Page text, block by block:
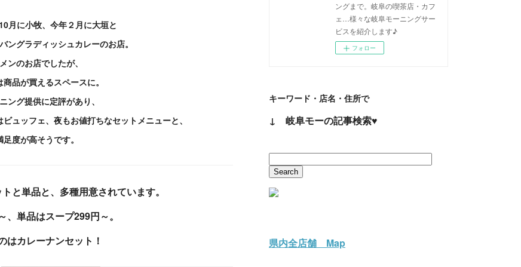
月に小牧、今年２月に大垣と
バングラディッシュカレーのお店。
ンのお店でしたが、
品が買えるスペースに。
ング提供に定評があり、
ュッフェ、 夜もお値打ちなセットメニューと、
度が高そうです。
と単品と、多種用意されています。
、単品はスープ299円～。
はカレーナンセット！
ングまで。岐阜の喫茶店・カフ
ェ…様々な岐阜モーニングサー
ビスを紹介します♪
フォロー
キーワード・店名・住所で
↓ 岐阜モーの記事検索♥
県内全店舗 Map